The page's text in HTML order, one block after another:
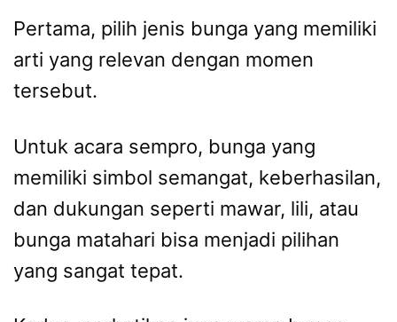
Pertama, pilih jenis bunga yang memiliki
arti yang relevan dengan momen
tersebut.
Untuk acara sempro, bunga yang
memiliki simbol semangat, keberhasilan,
dan dukungan seperti mawar, lili, atau
bunga matahari bisa menjadi pilihan
yang sangat tepat.